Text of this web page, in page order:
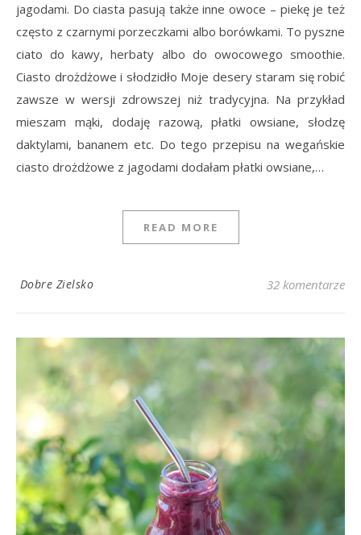
jagodami. Do ciasta pasują także inne owoce – piekę je też
często z czarnymi porzeczkami albo borówkami. To pyszne
ciato do kawy, herbaty albo do owocowego smoothie.
Ciasto drożdżowe i słodzidło Moje desery staram się robić
zawsze w wersji zdrowszej niż tradycyjna. Na przykład
mieszam mąki, dodaję razową, płatki owsiane, słodzę
daktylami, bananem etc. Do tego przepisu na wegańskie
ciasto drożdżowe z jagodami dodałam płatki owsiane,…
READ MORE
Dobre Zielsko 32 komentarze